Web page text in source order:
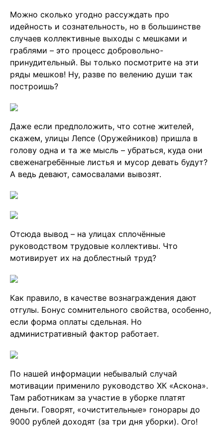
Можно сколько угодно рассуждать про
идейность и сознательность, но в большинстве
случаев коллективные выходы с мешками и
граблями – это процесс добровольно-
принудительный. Вы только посмотрите на эти
ряды мешков! Ну, разве по велению души так
построишь?
Даже если предположить, что сотне жителей,
скажем, улицы Лепсе (Оружейников) пришла в
голову одна и та же мысль – убраться, куда они
свеженагребённые листья и мусор девать будут?
А ведь девают, самосвалами вывозят.
Отсюда вывод – на улицах сплочённые
руководством трудовые коллективы. Что
мотивирует их на доблестный труд?
Как правило, в качестве вознаграждения дают
отгулы. Бонус сомнительного свойства, особенно,
если форма оплаты сдельная. Но
административный фактор работает.
По нашей информации небывалый случай
мотивации применило руководство ХК «Аскона».
Там работникам за участие в уборке платят
деньги. Говорят, «очистительные» гонорары до
9000 рублей доходят (за три дня уборки). Ого!